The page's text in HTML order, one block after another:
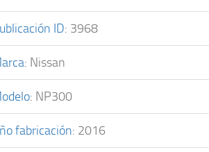
ID: 3968
: Nissan
: NP300
fabricación: 2016